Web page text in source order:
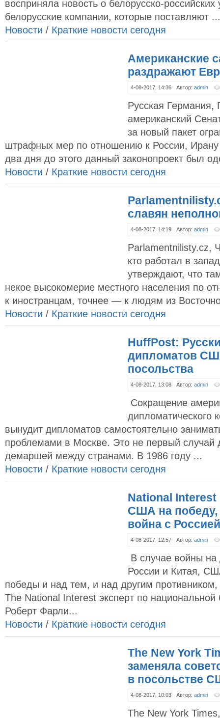
восприняла новость о белорусско-российских
белорусские компании, которые поставляют ...
Новости / Краткие новости сегодня
Американские
раздражают
4-08-2017, 14:36 Автор: admin
Русская
американский
за новый пакет
штрафных мер по отношению к России,
два дня до этого данный законопроект был
Новости / Краткие новости сегодня
славян
4-08-2017, 14:19 Автор: admin
Parlamentnilisty.cz,
кто работал в
утверждают, что
некое высокомерие местного населения по
к иностранцам, точнее — к людям из
Новости / Краткие новости сегодня
HuffPost:
дипломатов
посольства
4-08-2017, 13:08 Автор: admin
Сокращение
дипломатического
вынудит дипломатов самостоятельно
проблемами в Москве. Это не первый случай
демаршей между странами. В 1986 году ...
Новости / Краткие новости сегодня
National
США на победу,
война с Россией
4-08-2017, 12:57 Автор: admin
В случае войны
России и Китая,
победы и над тем, и над другим
The National Interest эксперт по
Роберт Фарли...
Новости / Краткие новости сегодня
The New York
заменяла
в посольстве
4-08-2017, 10:03 Автор: admin
The New York